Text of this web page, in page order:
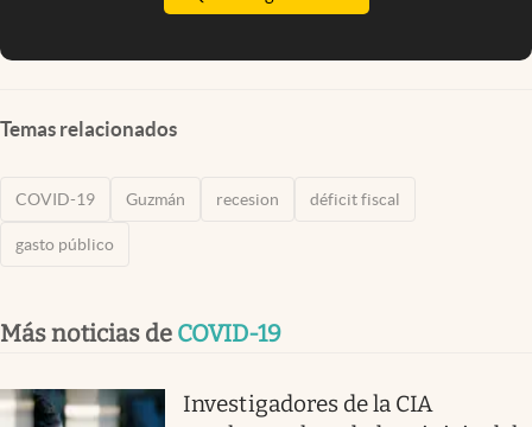
Temas relacionados
COVID-19 Guzmán recesion déficit fiscal
gasto público
Más noticias de COVID-19
Investigadores de la CIA